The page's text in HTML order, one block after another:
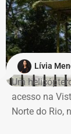
em combate
mobilizados.
Para dar
ICMBio
Estrada da
Vista
do Parque
Lívia
Um
acesso na
Norte do Rio,